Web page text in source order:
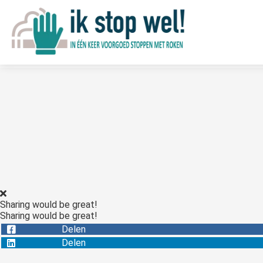
Sharing would be great!
Sharing would be great!
Delen
Delen